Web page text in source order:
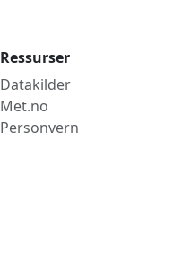
Ressurser
Datakilder
Met.no
Personvern